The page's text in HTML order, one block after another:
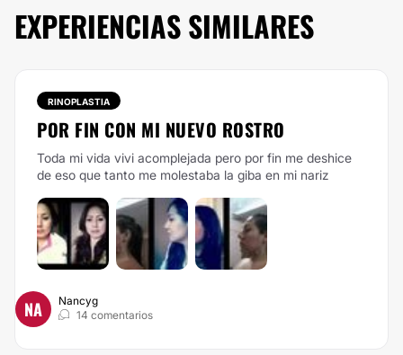
EXPERIENCIAS SIMILARES
RINOPLASTIA
POR FIN CON MI NUEVO ROSTRO
Toda mi vida vivi acomplejada pero por fin me deshice
de eso que tanto me molestaba la giba en mi nariz
NA
Nancyg
14 comentarios